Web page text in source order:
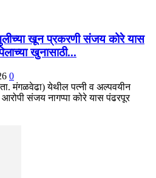
खून प्रकरणी संजय कोरे यास
खुनासाठी...
0
मंगळवेढा) येथील पत्नी व अल्पवयीन
संजय नागप्पा कोरे यास पंढरपूर